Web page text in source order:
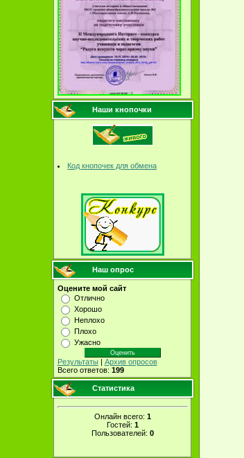
Наши кнопочки
Код кнопочек для обмена
Наш опрос
Оцените мой сайт
Отлично
Хорошо
Неплохо
Плохо
Ужасно
Результаты| Архив опросов
Всего ответов: 199
Статистика
Онлайн всего: 1
Гостей: 1
Пользователей: 0